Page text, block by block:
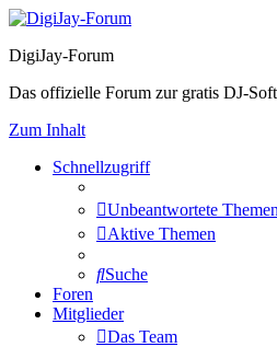
DigiJay-Forum
Das offizielle Forum zur gratis DJ-
Zum Inhalt
Schnellzugriff
Unbeantwortete Themen
Aktive Themen
Suche
Foren
Mitglieder
Das Team